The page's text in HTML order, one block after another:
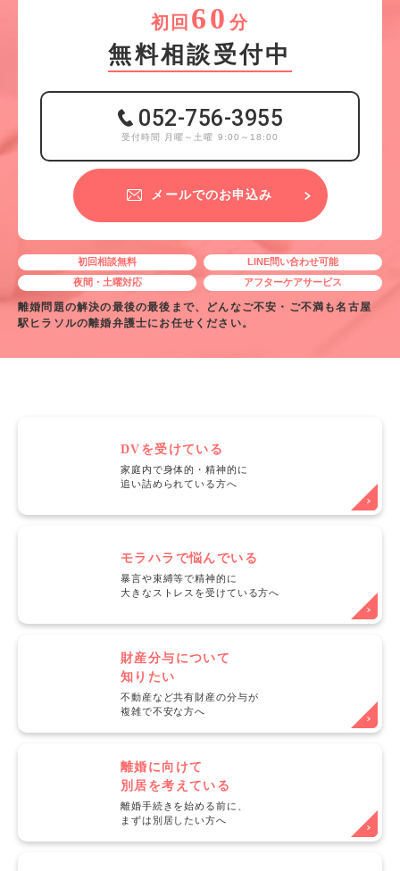
初回 60 分
無料相談受付中
052-756-3955
受付時間 月曜～土曜 9:00～18:00
メールでのお申込み
初回相談無料
LINE問い合わせ可能
夜間・土曜対応
アフターケアサービス
離婚問題の解決の最後の最後まで、どんなご不安・ご不満も名古屋
駅ヒラソルの離婚弁護士にお任せください。
DVを受けている
家庭内で身体的・精神的に
追い詰められている方へ
モラハラで悩んでいる
暴言や束縛等で精神的に
大きなストレスを受けている方へ
財産分与について
知りたい
不動産など共有財産の分与が
複雑で不安な方へ
離婚に向けて
別居を考えている
離婚手続きを始める前に、
まずは別居したい方へ